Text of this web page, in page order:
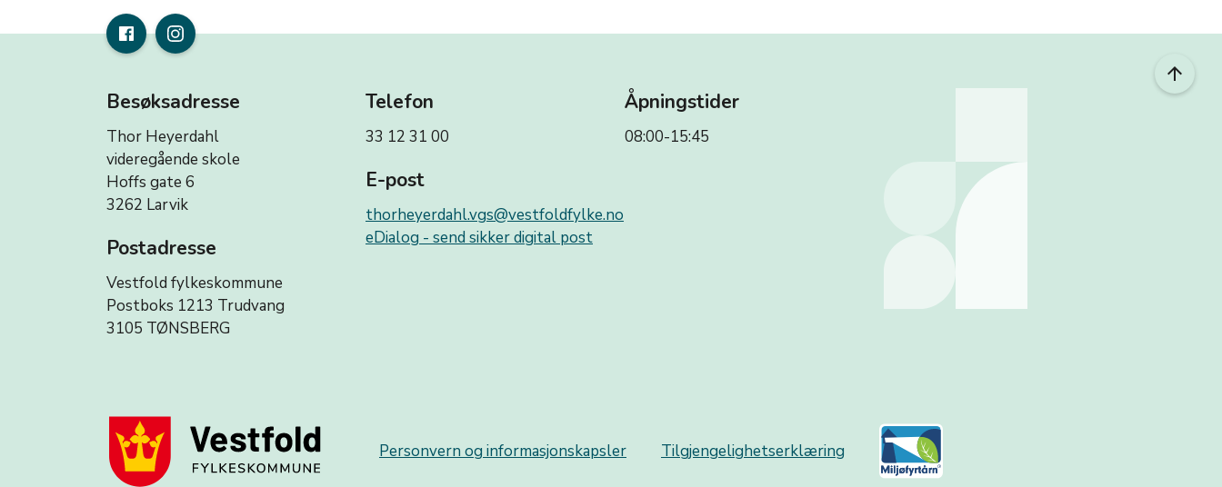
arrow_upward
Besøksadresse
Thor Heyerdahl
videregående skole
Hoffs gate 6
3262 Larvik
Postadresse
Vestfold fylkeskommune
Postboks 1213 Trudvang
3105 TØNSBERG
Telefon
33 12 31 00
E-post
thorheyerdahl.vgs@vestfoldfylke.no
eDialog - send sikker digital post
Åpningstider
08:00-15:45
Personvern og informasjonskapsler Tilgjengelighetserklæring